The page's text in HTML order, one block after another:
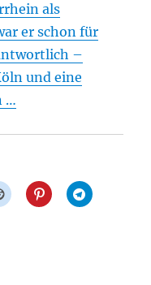
als
er schon für
–
und eine
…